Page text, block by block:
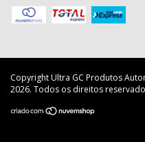
Copyright Ultra GC Produtos
2026. Todos os direitos